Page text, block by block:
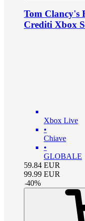
Tom Clancy's
Crediti Xbox
Xbox Live
•
Chiave
•
GLOBALE
59.84 EUR
99.99 EUR
-40%